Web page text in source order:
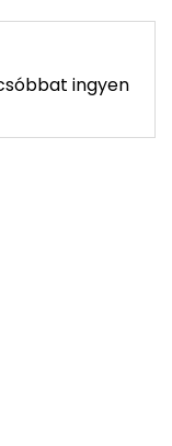
ingyen